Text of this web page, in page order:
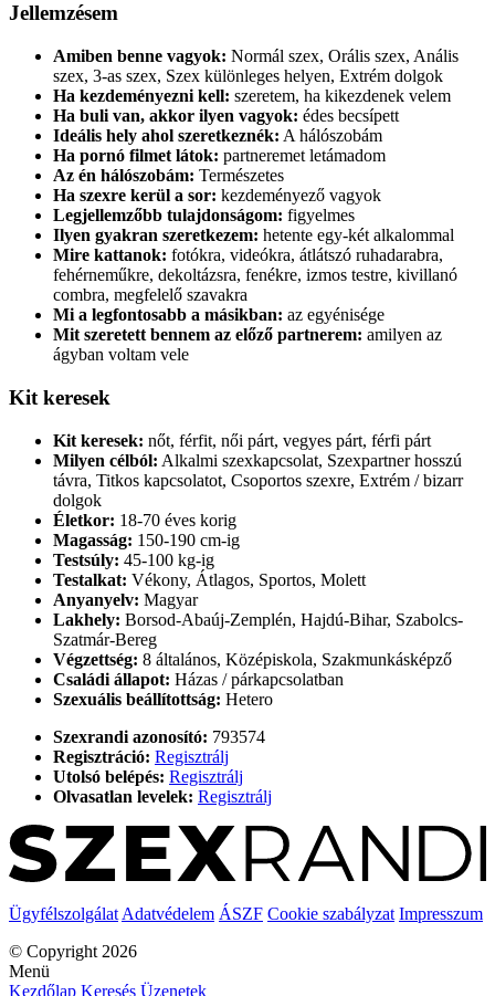
Jellemzésem
Amiben benne vagyok: Normál szex, Orális szex, Anális
szex, 3-as szex, Szex különleges helyen, Extrém dolgok
Ha kezdeményezni kell: szeretem, ha kikezdenek velem
Ha buli van, akkor ilyen vagyok: édes becsípett
Ideális hely ahol szeretkeznék: A hálószobám
Ha pornó filmet látok: partneremet letámadom
Az én hálószobám: Természetes
Ha szexre kerül a sor: kezdeményező vagyok
Legjellemzőbb tulajdonságom: figyelmes
Ilyen gyakran szeretkezem: hetente egy-két alkalommal
Mire kattanok: fotókra, videókra, átlátszó ruhadarabra,
fehérneműkre, dekoltázsra, fenékre, izmos testre, kivillanó
combra, megfelelő szavakra
Mi a legfontosabb a másikban: az egyénisége
Mit szeretett bennem az előző partnerem: amilyen az
ágyban voltam vele
Kit keresek
Kit keresek: nőt, férfit, női párt, vegyes párt, férfi párt
Milyen célból: Alkalmi szexkapcsolat, Szexpartner hosszú
távra, Titkos kapcsolatot, Csoportos szexre, Extrém / bizarr
dolgok
Életkor: 18-70 éves korig
Magasság: 150-190 cm-ig
Testsúly: 45-100 kg-ig
Testalkat: Vékony, Átlagos, Sportos, Molett
Anyanyelv: Magyar
Lakhely: Borsod-Abaúj-Zemplén, Hajdú-Bihar, Szabolcs-
Szatmár-Bereg
Végzettség: 8 általános, Középiskola, Szakmunkásképző
Családi állapot: Házas / párkapcsolatban
Szexuális beállítottság: Hetero
Szexrandi azonosító: 793574
Regisztráció: Regisztrálj
Utolsó belépés: Regisztrálj
Olvasatlan levelek: Regisztrálj
Ügyfélszolgálat Adatvédelem ÁSZF Cookie szabályzat Impresszum
© Copyright 2026
Menü
Kezdőlap Keresés Üzenetek